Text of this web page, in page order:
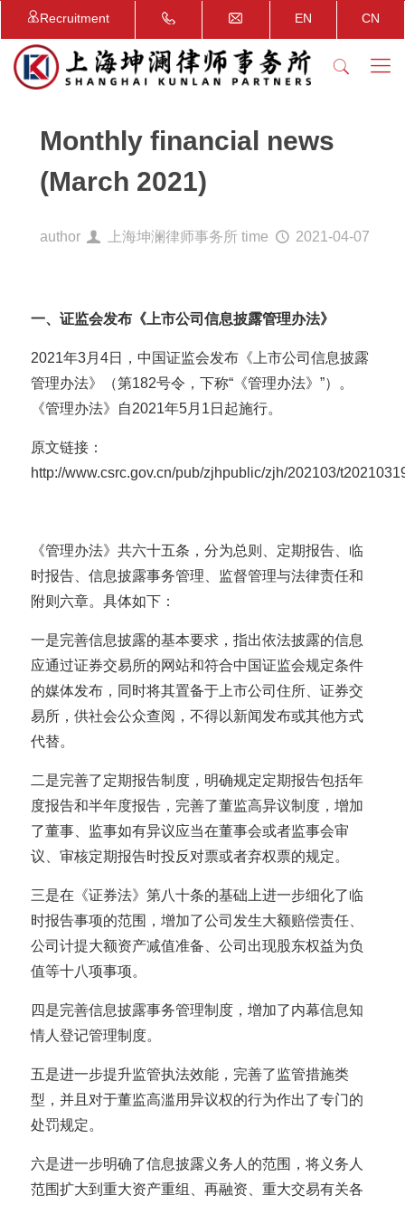
Recruitment EN CN
Monthly financial news
(March 2021)
author 上海坤澜律师事务所 time 2021-04-07
一、证监会发布《上市公司信息披露管理办法》
2021年3月4日，中国证监会发布《上市公司信息披露
管理办法》（第182号令，下称“《管理办法》”）。
《管理办法》自2021年5月1日起施行。
原文链接：
http://www.csrc.gov.cn/pub/zjhpublic/zjh/202103/
《管理办法》共六十五条，分为总则、定期报告、临
时报告、信息披露事务管理、监督管理与法律责任和
附则六章。具体如下：
一是完善信息披露的基本要求，指出依法披露的信息
应通过证券交易所的网站和符合中国证监会规定条件
的媒体发布，同时将其置备于上市公司住所、证券交
易所，供社会公众查阅，不得以新闻发布或其他方式
代替。
二是完善了定期报告制度，明确规定定期报告包括年
度报告和半年度报告，完善了董监高异议制度，增加
了董事、监事如有异议应当在董事会或者监事会审
议、审核定期报告时投反对票或者弃权票的规定。
三是在《证券法》第八十条的基础上进一步细化了临
时报告事项的范围，增加了公司发生大额赔偿责任、
公司计提大额资产减值准备、公司出现股东权益为负
值等十八项事项。
四是完善信息披露事务管理制度，增加了内幕信息知
情人登记管理制度。
五是进一步提升监管执法效能，完善了监管措施类
型，并且对于董监高滥用异议权的行为作出了专门的
处罚规定。
六是进一步明确了信息披露义务人的范围，将义务人
范围扩大到重大资产重组、再融资、重大交易有关各